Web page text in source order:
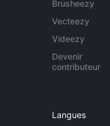
Brusheezy
Vecteezy
Videezy
Devenir
contributeur
Langues